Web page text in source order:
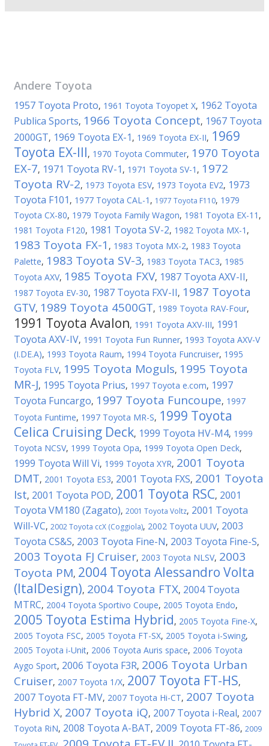
Andere Toyota
1957 Toyota Proto, 1961 Toyota Toyopet X, 1962 Toyota
Publica Sports, 1966 Toyota Concept, 1967 Toyota
2000GT, 1969 Toyota EX-1 , 1969 Toyota EX-II, 1969
Toyota EX-III, 1970 Toyota Commuter, 1970 Toyota
EX-7, 1971 Toyota RV-1 , 1971 Toyota SV-1 , 1972
Toyota RV-2, 1973 Toyota ESV, 1973 Toyota EV2, 1973
Toyota F101 , 1977 Toyota CAL-1 , 1977 Toyota F110, 1979
Toyota CX-80, 1979 Toyota Family Wagon, 1981 Toyota EX-11 ,
1981 Toyota F120, 1981 Toyota SV-2, 1982 Toyota MX-1 ,
1983 Toyota FX-1 , 1983 Toyota MX-2, 1983 Toyota
Palette, 1983 Toyota SV-3, 1983 Toyota TAC3, 1985
Toyota AXV, 1985 Toyota FXV, 1987 Toyota AXV-II,
1987 Toyota EV-30, 1987 Toyota FXV-II, 1987 Toyota
GTV, 1989 Toyota 4500GT, 1989 Toyota RAV-Four,
1991 Toyota Avalon, 1991 Toyota AXV-III, 1991
Toyota AXV-IV, 1991 Toyota Fun Runner, 1993 Toyota AXV-V
(I.DE.A), 1993 Toyota Raum, 1994 Toyota Funcruiser, 1995
Toyota FLV, 1995 Toyota Moguls, 1995 Toyota
MR-J, 1995 Toyota Prius, 1997 Toyota e.com, 1997
Toyota Funcargo, 1997 Toyota Funcoupe, 1997
Toyota Funtime, 1997 Toyota MR-S, 1999 Toyota
Celica Cruising Deck, 1999 Toyota HV-M4, 1999
Toyota NCSV, 1999 Toyota Opa, 1999 Toyota Open Deck,
1999 Toyota Will Vi, 1999 Toyota XYR, 2001 Toyota
DMT, 2001 Toyota ES3, 2001 Toyota FXS, 2001 Toyota
Ist, 2001 Toyota POD, 2001 Toyota RSC, 2001
Toyota VM180 (Zagato), 2001 Toyota Voltz, 2001 Toyota
Will-VC, 2002 Toyota ccX (Coggiola), 2002 Toyota UUV, 2003
Toyota CS&S, 2003 Toyota Fine-N, 2003 Toyota Fine-S,
2003 Toyota FJ Cruiser, 2003 Toyota NLSV, 2003
Toyota PM, 2004 Toyota Alessandro Volta
(ItalDesign), 2004 Toyota FTX, 2004 Toyota
MTRC, 2004 Toyota Sportivo Coupe, 2005 Toyota Endo,
2005 Toyota Estima Hybrid, 2005 Toyota Fine-X,
2005 Toyota FSC, 2005 Toyota FT-SX, 2005 Toyota i-Swing,
2005 Toyota i-Unit, 2006 Toyota Auris space, 2006 Toyota
Aygo Sport, 2006 Toyota F3R, 2006 Toyota Urban
Cruiser, 2007 Toyota 1/X, 2007 Toyota FT-HS,
2007 Toyota FT-MV, 2007 Toyota Hi-CT, 2007 Toyota
Hybrid X, 2007 Toyota iQ, 2007 Toyota i-Real, 2007
Toyota RiN, 2008 Toyota A-BAT, 2009 Toyota FT-86, 2009